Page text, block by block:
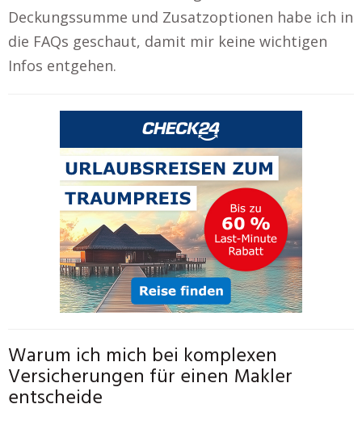
Deckungssumme und Zusatzoptionen habe ich in
die FAQs geschaut, damit mir keine wichtigen
Infos entgehen.
Warum ich mich bei komplexen
Versicherungen für einen Makler
entscheide